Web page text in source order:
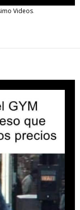
Videos.